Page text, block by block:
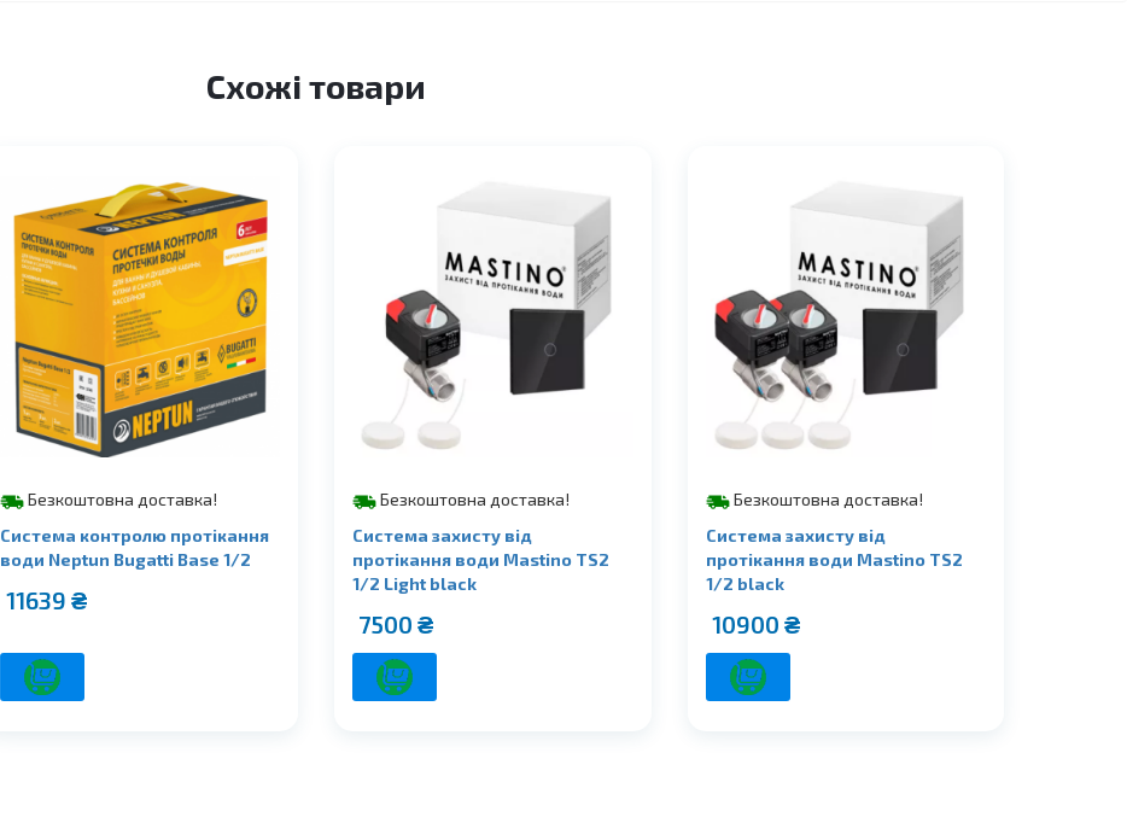
Схожі товари
Безкоштовна доставка!
Система контролю протікання
води Neptun Bugatti Base 1/2
11639 ₴
Безкоштовна доставка!
Система захисту від
протікання води Mastino TS2
1/2 Light black
7500 ₴
Безкоштовна доставка!
Система захисту від
протікання води Mastino TS2
1/2 black
10900 ₴